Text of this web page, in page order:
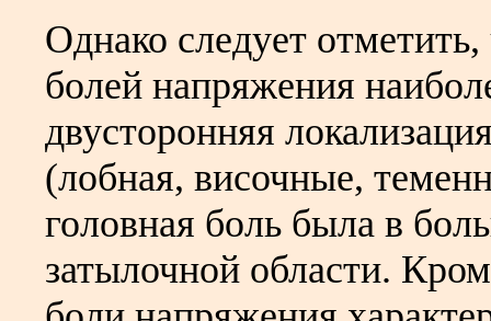
Однако следует
болей напряжения
двусторонняя
(лобная, височные,
головная боль была в
затылочной области.